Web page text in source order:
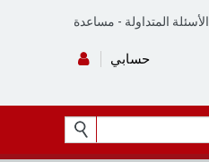
الأسئلة المتداولة - مساعدة
حسابي